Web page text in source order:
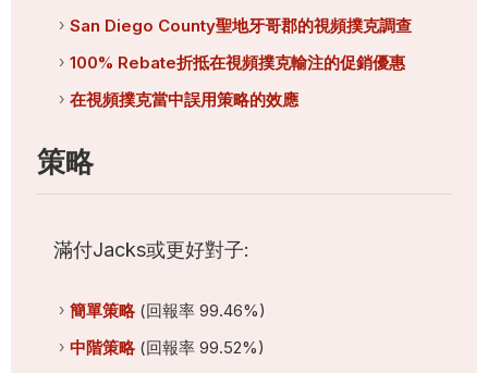
San Diego County聖地牙哥郡的視頻撲克調查
100% Rebate折抵在視頻撲克輸注的促銷優惠
在視頻撲克當中誤用策略的效應
策略
滿付Jacks或更好對子:
簡單策略 (回報率 99.46%)
中階策略 (回報率 99.52%)